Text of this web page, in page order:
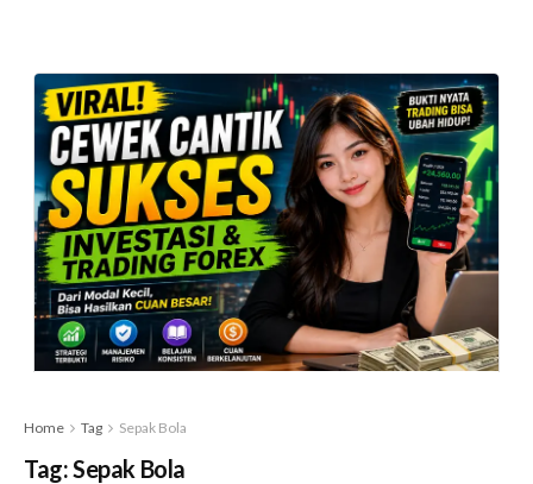
Home Tag Sepak Bola
Tag:Sepak Bola